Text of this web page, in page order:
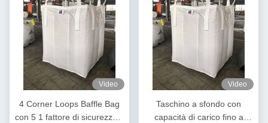
Video
4 Corner Loops Baffle Bag
con 5 1 fattore di sicurezza e
Video
Taschino a sfondo con
capacità di carico fino a